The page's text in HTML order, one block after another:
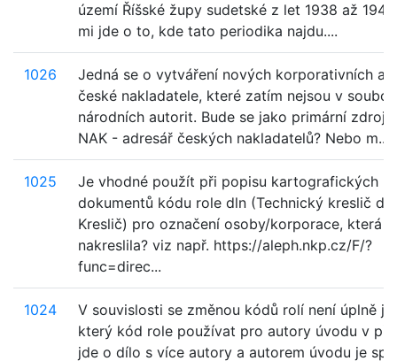
území Říšské župy sudetské z let 1938 až
mi jde o to, kde tato periodika najdu....
1026
Jedná se o vytváření nových korporativních
české nakladatele, které zatím nejsou v
národních autorit. Bude se jako primární zdroj
NAK - adresář českých nakladatelů? Nebo m...
1025
Je vhodné použít při popisu kartografických
dokumentů kódu role dln (Technický kreslič
Kreslič) pro označení osoby/korporace, která
nakreslila? viz např. https://aleph.nkp.cz/F/?
func=direc...
1024
V souvislosti se změnou kódů rolí není úplně
který kód role používat pro autory úvodu v
jde o dílo s více autory a autorem úvodu je